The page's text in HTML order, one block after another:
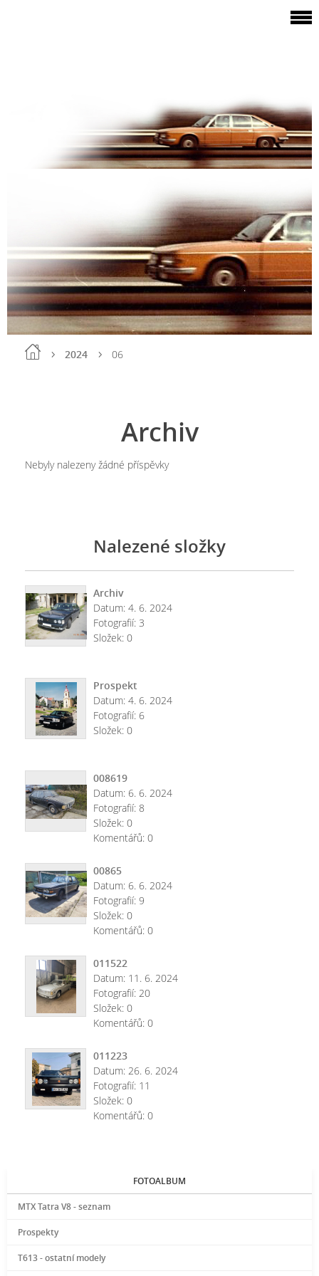
2024 06
Archiv
Nebyly nalezeny žádné příspěvky
Nalezené složky
Archiv
Datum: 4. 6. 2024
Fotografií: 3
Složek: 0
Prospekt
Datum: 4. 6. 2024
Fotografií: 6
Složek: 0
008619
Datum: 6. 6. 2024
Fotografií: 8
Složek: 0
Komentářů: 0
00865
Datum: 6. 6. 2024
Fotografií: 9
Složek: 0
Komentářů: 0
011522
Datum: 11. 6. 2024
Fotografií: 20
Složek: 0
Komentářů: 0
011223
Datum: 26. 6. 2024
Fotografií: 11
Složek: 0
Komentářů: 0
FOTOALBUM
MTX Tatra V8 - seznam
Prospekty
T613 - ostatní modely